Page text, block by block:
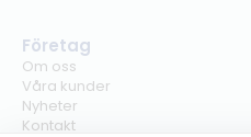
Företag
Om oss
Våra kunder
Nyheter
Kontakt